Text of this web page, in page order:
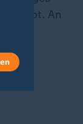
klappt. An